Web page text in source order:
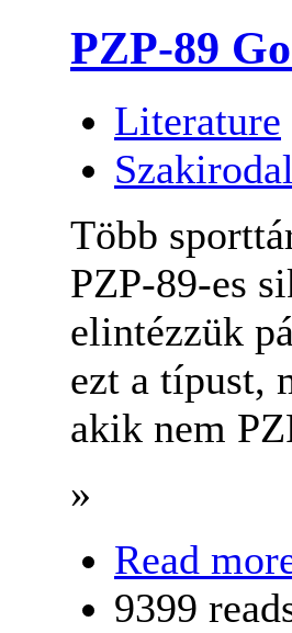
PZP-89
Literature
Több
PZP-89-es
elintézzük
ezt a típust,
akik nem
»
Read
9399